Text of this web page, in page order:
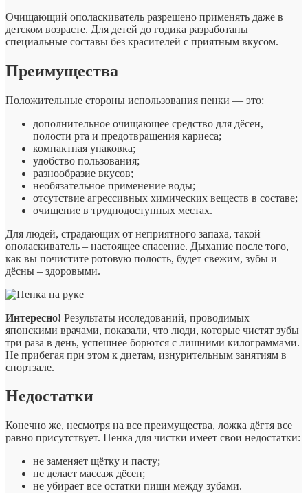
Очищающий ополаскиватель разрешено применять даже в
детском возрасте. Для детей до годика разработаны
специальные составы без красителей с приятным вкусом.
Преимущества
Положительные стороны использования пенки — это:
дополнительное очищающее средство для дёсен,
полости рта и предотвращения кариеса;
компактная упаковка;
удобство пользования;
разнообразие вкусов;
необязательное применение воды;
отсутствие агрессивных химических веществ в составе;
очищение в труднодоступных местах.
Для людей, страдающих от неприятного запаха, такой
ополаскиватель – настоящее спасение. Дыхание после того,
как вы почистите ротовую полость, будет свежим, зубы и
дёсны – здоровыми.
Интересно! Результаты исследований, проводимых
японскими врачами, показали, что люди, которые чистят зубы
три раза в день, успешнее борются с лишними килограммами.
Не прибегая при этом к диетам, изнурительным занятиям в
спортзале.
Недостатки
Конечно же, несмотря на все преимущества, ложка дёгтя все
равно присутствует. Пенка для чистки имеет свои недостатки:
не заменяет щётку и пасту;
не делает массаж дёсен;
не убирает все остатки пищи между зубами.